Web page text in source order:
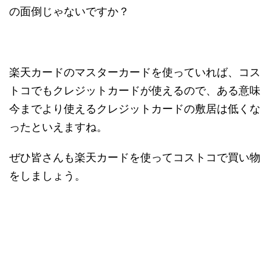
の面倒じゃないですか？
楽天カードのマスターカードを使っていれば、コス
トコでもクレジットカードが使えるので、ある意味
今までより使えるクレジットカードの敷居は低くな
ったといえますね。
ぜひ皆さんも楽天カードを使ってコストコで買い物
をしましょう。